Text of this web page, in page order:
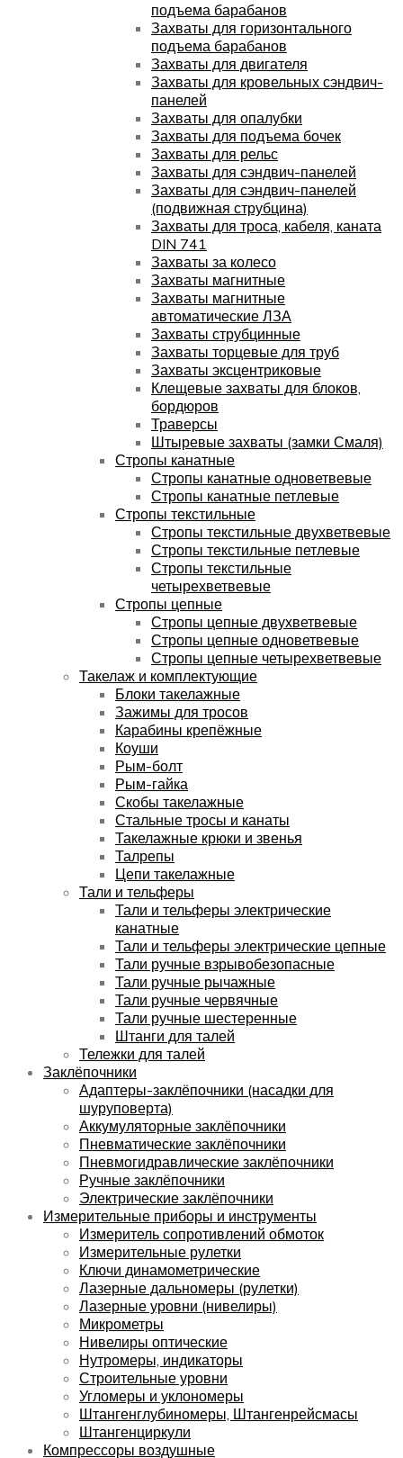
подъема барабанов
Захваты для горизонтального
подъема барабанов
Захваты для двигателя
Захваты для кровельных сэндвич-
панелей
Захваты для опалубки
Захваты для подъема бочек
Захваты для рельс
Захваты для сэндвич-панелей
Захваты для сэндвич-панелей
(подвижная струбцина)
Захваты для троса, кабеля, каната
DIN 741
Захваты за колесо
Захваты магнитные
Захваты магнитные
автоматические ЛЗА
Захваты струбцинные
Захваты торцевые для труб
Захваты эксцентриковые
Клещевые захваты для блоков,
бордюров
Траверсы
Штыревые захваты (замки Смаля)
Стропы канатные
Стропы канатные одноветвевые
Стропы канатные петлевые
Стропы текстильные
Стропы текстильные двухветвевые
Стропы текстильные петлевые
Стропы текстильные
четырехветвевые
Стропы цепные
Стропы цепные двухветвевые
Стропы цепные одноветвевые
Стропы цепные четырехветвевые
Такелаж и комплектующие
Блоки такелажные
Зажимы для тросов
Карабины крепёжные
Коуши
Рым-болт
Рым-гайка
Скобы такелажные
Стальные тросы и канаты
Такелажные крюки и звенья
Талрепы
Цепи такелажные
Тали и тельферы
Тали и тельферы электрические
канатные
Тали и тельферы электрические цепные
Тали ручные взрывобезопасные
Тали ручные рычажные
Тали ручные червячные
Тали ручные шестеренные
Штанги для талей
Тележки для талей
Заклёпочники
Адаптеры-заклёпочники (насадки для
шуруповерта)
Аккумуляторные заклёпочники
Пневматические заклёпочники
Пневмогидравлические заклёпочники
Ручные заклёпочники
Электрические заклёпочники
Измерительные приборы и инструменты
Измеритель сопротивлений обмоток
Измерительные рулетки
Ключи динамометрические
Лазерные дальномеры (рулетки)
Лазерные уровни (нивелиры)
Микрометры
Нивелиры оптические
Нутромеры, индикаторы
Строительные уровни
Угломеры и уклономеры
Штангенглубиномеры, Штангенрейсмасы
Штангенциркули
Компрессоры воздушные